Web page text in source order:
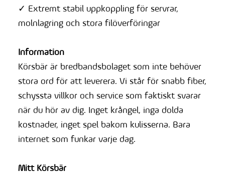
✓ Extremt stabil uppkoppling för servrar,
molnlagring och stora filöverföringar
Information
Körsbär är bredbandsbolaget som inte behöver
stora ord för att leverera. Vi står för snabb fiber,
schyssta villkor och service som faktiskt svarar
när du hör av dig. Inget krångel, inga dolda
kostnader, inget spel bakom kulisserna. Bara
internet som funkar varje dag.
Mitt Körsbär